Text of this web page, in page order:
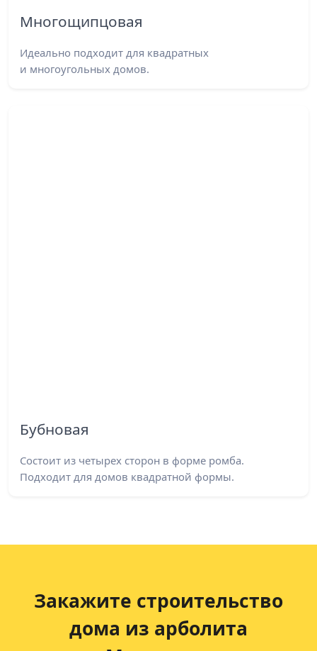
Многощипцовая
Идеально подходит для квадратных
и многоугольных домов.
Бубновая
Состоит из четырех сторон в форме ромба.
Подходит для домов квадратной формы.
Закажите строительство
дома из арболита